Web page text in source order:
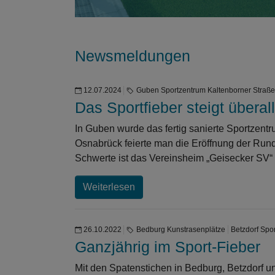
Newsmeldungen
12.07.2024 Guben Sportzentrum Kaltenborner Straße
Das Sportfieber steigt überall
In Guben wurde das fertig sanierte
Osnabrück feierte man die Eröffnung der
Schwerte ist das Vereinsheim „Geisecker
Weiterlesen
26.10.2022 Bedburg Kunstrasenplätze Betzdorf
Ganzjährig im Sport-Fieber
Mit den Spatenstichen in Bedburg, Betzdorf